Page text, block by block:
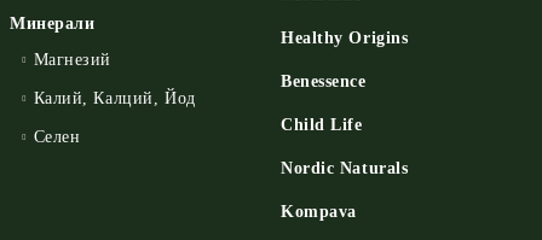
Минерали
Магнезий
Калий, Калций, Йод
Селен
Healthy Origins
Benessence
Child Life
Nordic Naturals
Kompava